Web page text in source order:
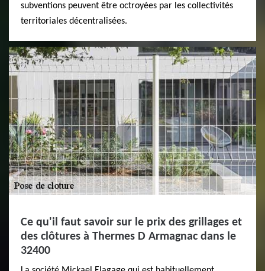
subventions peuvent être octroyées par les collectivités
territoriales décentralisées.
Ce qu'il faut savoir sur le prix des grillages et
des clôtures à Thermes D Armagnac dans le
32400